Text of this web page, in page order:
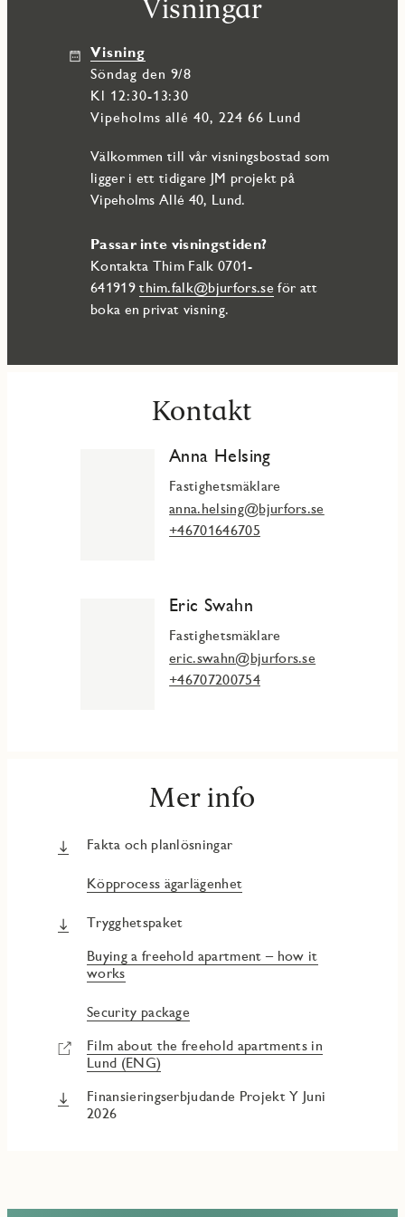
Visningar
Visning
söndag den 9/8
Kl 12:30-13:30
Vipeholms allé 40, 224 66 Lund
Välkommen till vår visningsbostad som
ligger i ett tidigare JM projekt på
Vipeholms Allé 40, Lund.
Passar inte visningstiden?
Kontakta Thim Falk 0701-
641919thim.falk@bjurfors.se för att
boka en privat visning.
Kontakt
Anna Helsing
Fastighetsmäklare
anna.helsing@bjurfors.se
+46701646705
Eric Swahn
Fastighetsmäklare
eric.swahn@bjurfors.se
+46707200754
Mer info
Fakta och planlösningar
Köpprocess ägarlägenhet
Trygghetspaket
Buying a freehold apartment – how it
works
Security package
Film about the freehold apartments in
Lund (ENG)
Finansieringserbjudande Projekt Y Juni
2026